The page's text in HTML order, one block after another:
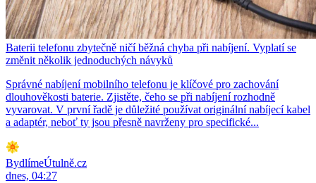
Baterii telefonu zbytečně ničí běžná chyba při nabíjení. Vyplatí se
změnit několik jednoduchých návyků
Správné nabíjení mobilního telefonu je klíčové pro zachování
dlouhověkosti baterie. Zjistěte, čeho se při nabíjení rozhodně
vyvarovat. V první řadě je důležité používat originální nabíjecí kabel
a adaptér, neboť ty jsou přesně navrženy pro specifické...
BydlímeÚtulně.cz
dnes, 04:27